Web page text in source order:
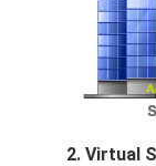
2. Virtual